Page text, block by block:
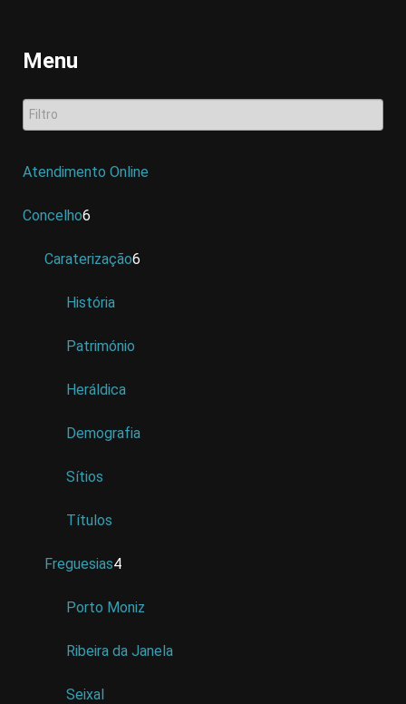
Menu
Atendimento Online
Concelho6
Caraterização6
História
Património
Heráldica
Demografia
Sítios
Títulos
Freguesias4
Porto Moniz
Ribeira da Janela
Seixal